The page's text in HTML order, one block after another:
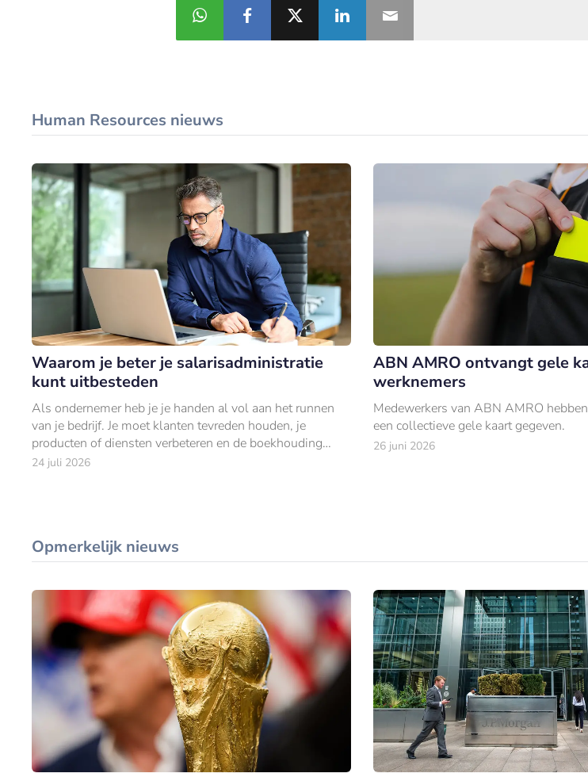
Human Resources nieuws
Waarom je beter je salarisadministratie
kunt uitbesteden
Als ondernemer heb je je handen al vol aan het runnen
van je bedrijf. Je moet klanten tevreden houden, je
producten of diensten verbeteren en de boekhouding
bijhouden.
24 juli 2026
ABN AMRO ontvangt gele
werknemers
Medewerkers van ABN AMRO
een collectieve gele kaart gegeven.
26 juni 2026
Opmerkelijk nieuws